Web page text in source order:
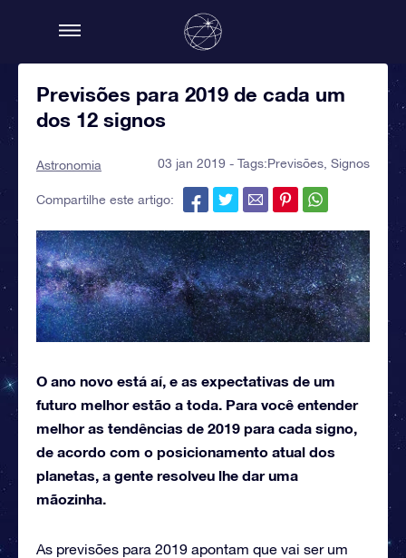
Previsões para 2019 de cada um
dos 12 signos
Astronomia 03 jan 2019 - Tags:Previsões Signos
Compartilhe este artigo:
O ano novo está aí, e as expectativas de um
futuro melhor estão a toda. Para você entender
melhor as tendências de 2019 para cada signo,
de acordo com o posicionamento atual dos
planetas, a gente resolveu lhe dar uma
mãozinha.
As previsões para 2019 apontam que vai ser um